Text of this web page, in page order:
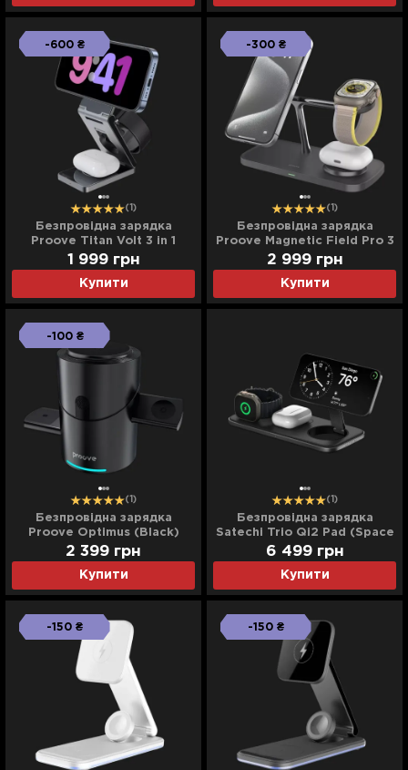
-600 ₴
(1)
Безпровідна зарядка
Proove Titan Volt 3 in 1
Купити
1 999 грн
-300 ₴
(1)
Безпровідна зарядка
Proove Magnetic Field Pro 3
in 1 Qi2 (Black)
Купити
2 999 грн
-100 ₴
(1)
Безпровідна зарядка
Proove Optimus (Black)
Купити
2 399 грн
(1)
Безпровідна зарядка
Satechi Trio Qi2 Pad (Space
Grey) (ST-QTPM-EA)
Купити
6 499 грн
-150 ₴ -150 ₴